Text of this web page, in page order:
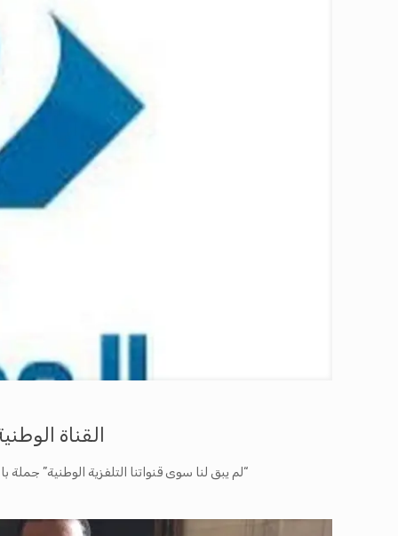
القناة
“لم يبق لنا سوى قنواتنا التلفزية الوطنية”